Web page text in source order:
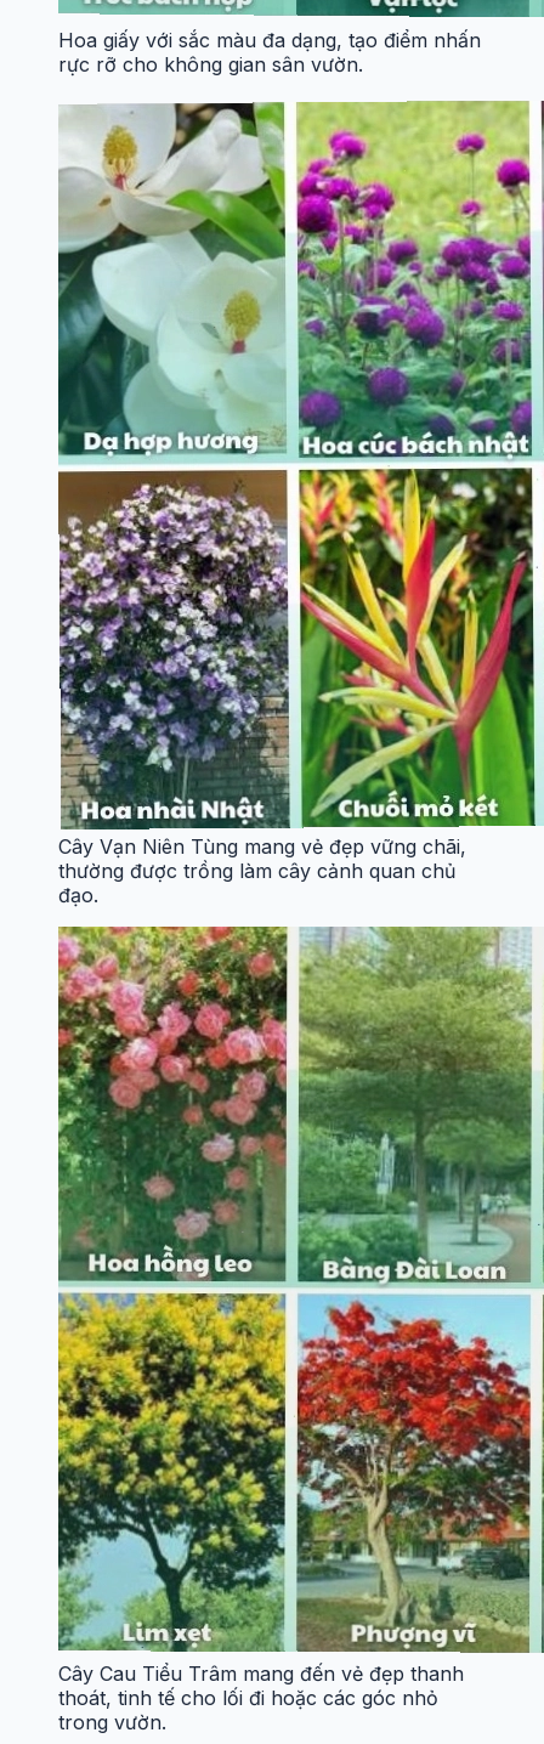
Hoa giấy với sắc màu đa dạng, tạo điểm nhấn
rực rỡ cho không gian sân vườn.
Cây Vạn Niên Tùng mang vẻ đẹp vững chãi,
thường được trồng làm cây cảnh quan chủ
đạo.
Cây Cau Tiểu Trâm mang đến vẻ đẹp thanh
thoát, tinh tế cho lối đi hoặc các góc nhỏ
trong vườn.